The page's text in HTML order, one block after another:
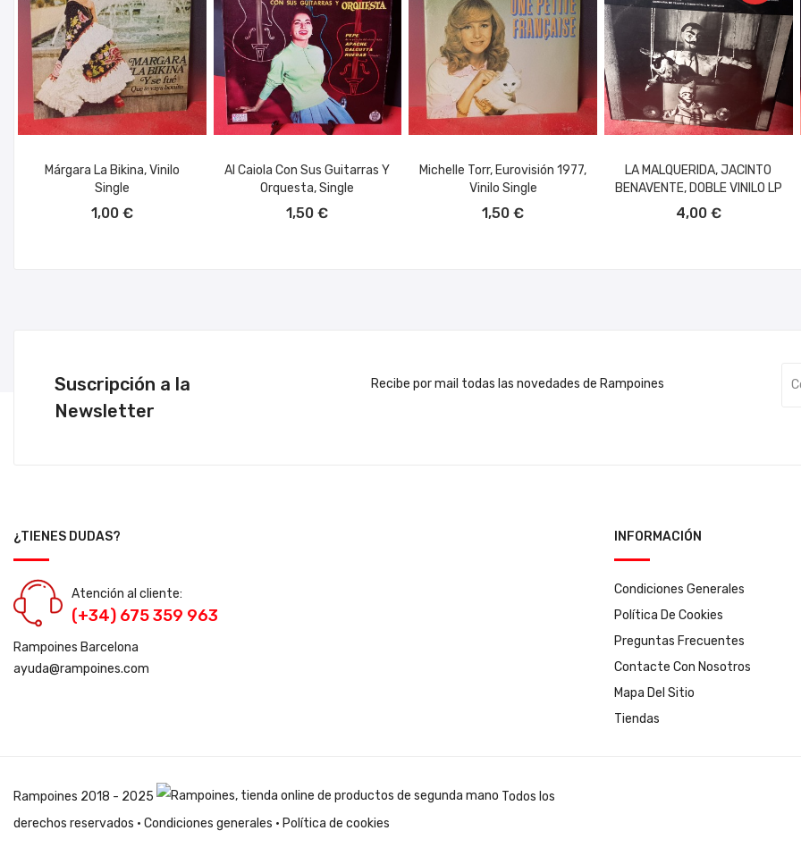
Márgara La Bikina, Vinilo
Single
1,00 €
AÑADIR AL CARRITO
Al Caiola Con Sus Guitarras Y
Orquesta, Single
1,50 €
AÑADIR AL CARRITO
Michelle Torr, Eurovisión 1977,
Vinilo Single
1,50 €
AÑADIR AL CARRITO
LA MALQUERIDA, JACINTO
BENAVENTE, DOBLE VINILO LP
4,00 €
Suscripción a la
Newsletter
Recibe por mail todas las novedades de Rampoines
¿TIENES DUDAS?
Atención al cliente:
(+34) 675 359 963
Rampoines Barcelona
ayuda@rampoines.com
INFORMACIÓN
Condiciones Generales
Política De Cookies
Preguntas Frecuentes
Contacte Con Nosotros
Mapa Del Sitio
Tiendas
Rampoines 2018 - 2025
Todos los
derechos reservados · Condiciones generales · Política de cookies